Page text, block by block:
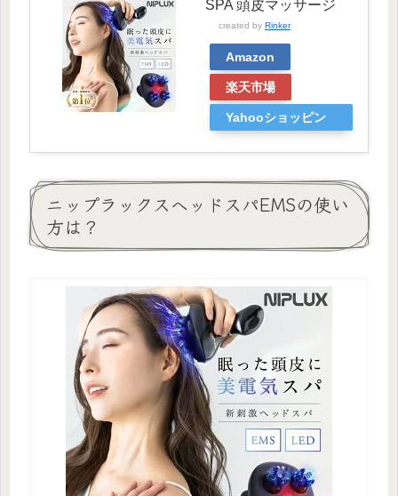
SPA 頭皮マッサージ
created by Rinker
Amazon
楽天市場
Yahooショッピン
ニップラックスヘッドスパEMSの使い
方は？